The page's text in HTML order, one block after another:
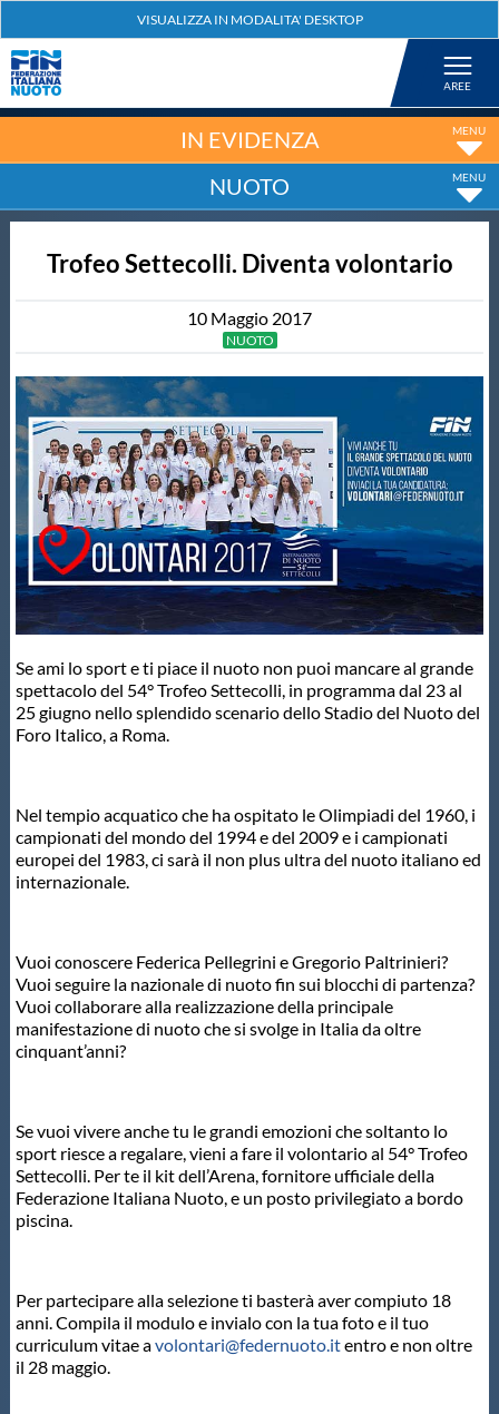
Nuoto
Tuffi
Fondo
Salvamento
Master
Formazione
GUG
Scuole Nuoto
Propaganda
Centri Federali
Area Legislativa
Protezione Civile
Sostenibilità
Privacy
Cookie Policy
Archivio News
IN EVIDENZA
NUOTO
Trofeo Settecolli. Diventa volontario
10 Maggio 2017
NUOTO
Se ami lo sport e ti piace il nuoto non puoi mancare al grande
spettacolo del 54° Trofeo Settecolli, in programma dal 23 al
25 giugno nello splendido scenario dello Stadio del Nuoto del
Foro Italico, a Roma.
Nel tempio acquatico che ha ospitato le Olimpiadi del 1960, i
campionati del mondo del 1994 e del 2009 e i campionati
europei del 1983, ci sarà il non plus ultra del nuoto italiano ed
internazionale.
Vuoi conoscere Federica Pellegrini e Gregorio Paltrinieri?
Vuoi seguire la nazionale di nuoto fin sui blocchi di partenza?
Vuoi collaborare alla realizzazione della principale
manifestazione di nuoto che si svolge in Italia da oltre
cinquant’anni?
Se vuoi vivere anche tu le grandi emozioni che soltanto lo
sport riesce a regalare, vieni a fare il volontario al 54° Trofeo
Settecolli. Per te il kit dell’Arena, fornitore ufficiale della
Federazione Italiana Nuoto, e un posto privilegiato a bordo
piscina.
Per partecipare alla selezione ti basterà aver compiuto 18
anni. Compila il modulo e invialo con la tua foto e il tuo
curriculum vitae avolontari@federnuoto.itentro e non oltre
il 28 maggio.